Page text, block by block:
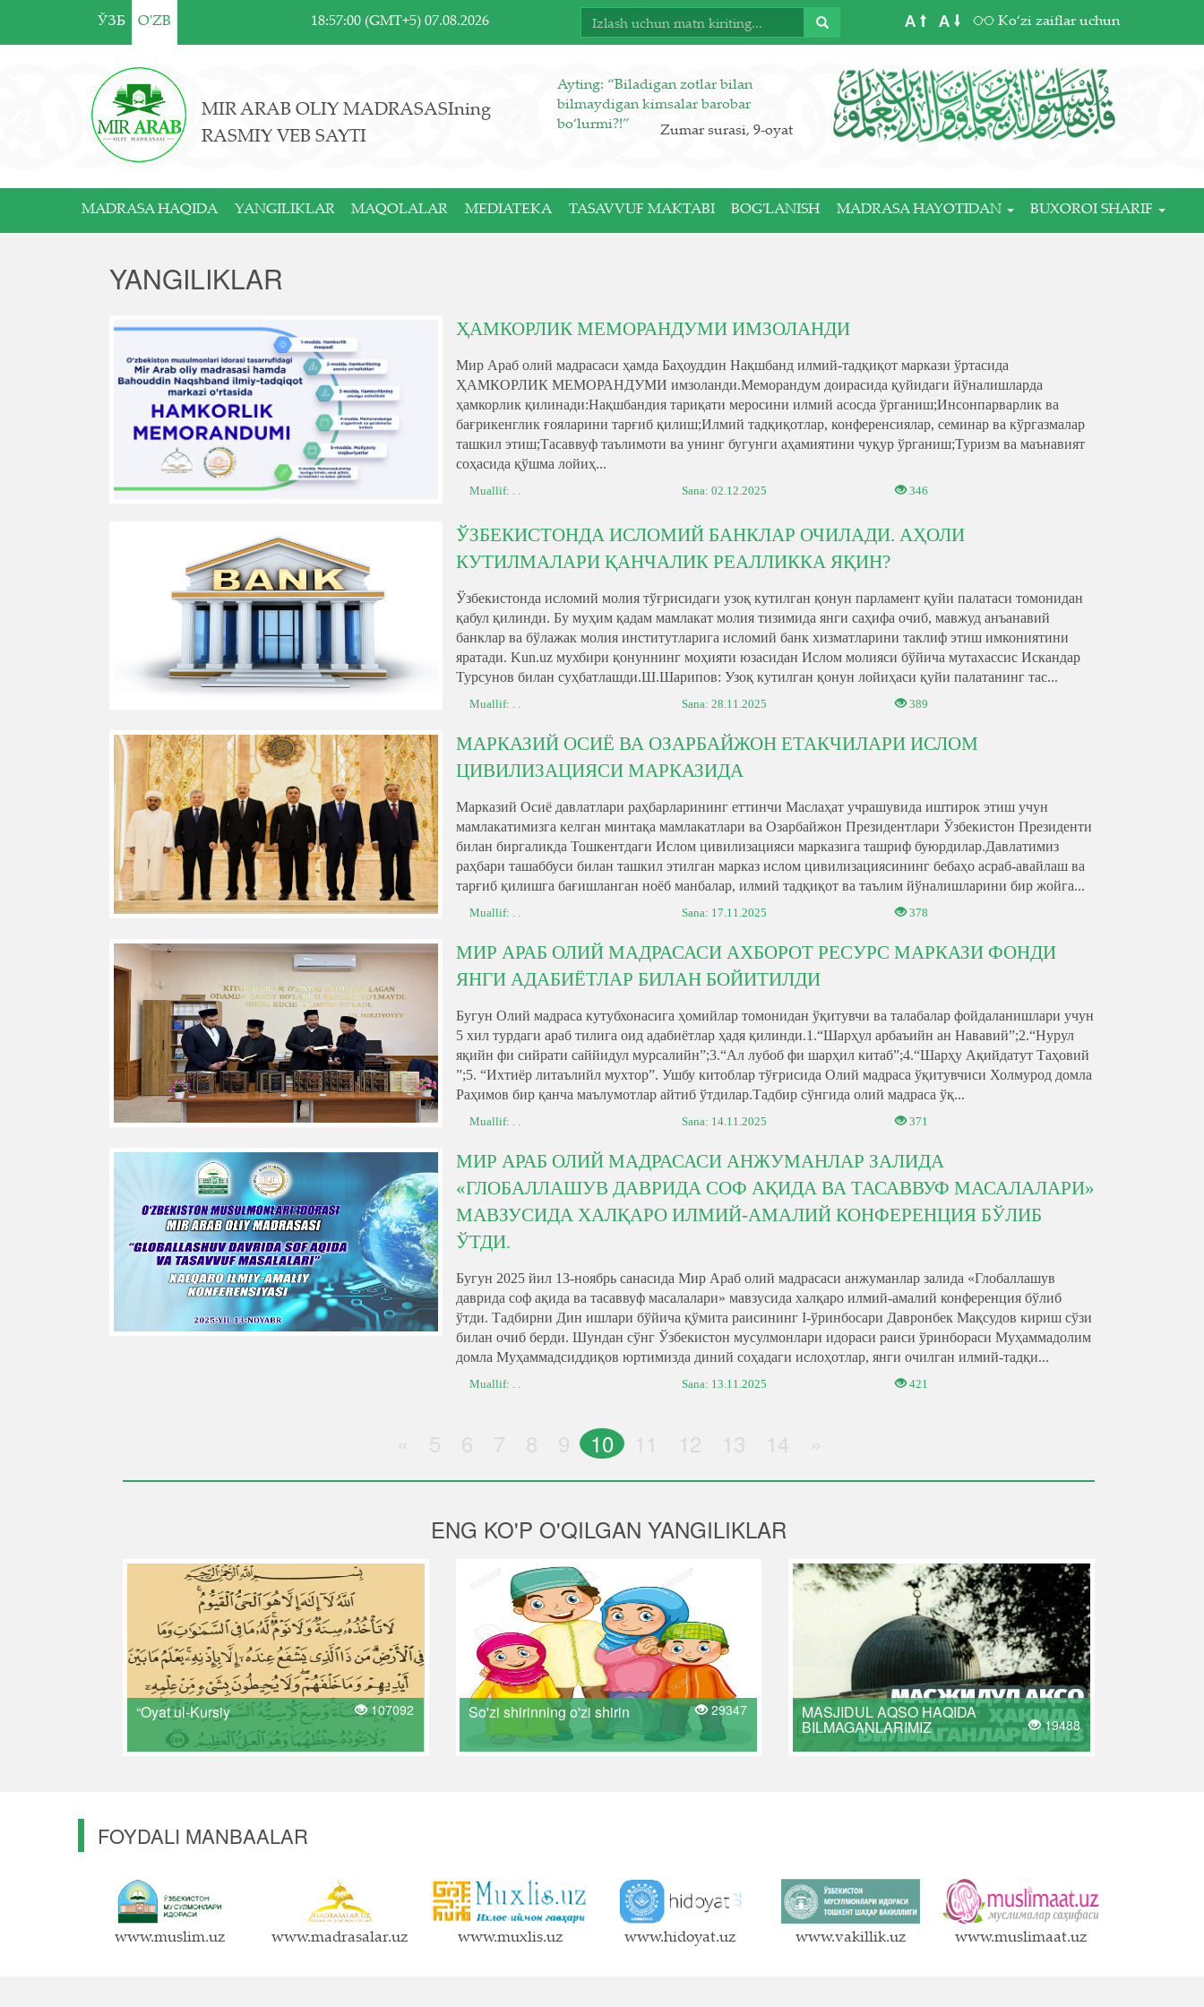
ЎЗБ O'ZB 18:57:00 (GMT+5) 07.08.2026 A A Ko‘zi zaiflar uchun
MIR ARAB OLIY MADRASASIning
RASMIY VEB SAYTI
Ayting: “Biladigan zotlar bilan
bilmaydigan kimsalar barobar
bo‘lurmi?!”
Zumar surasi, 9-oyat
MADRASA HAQIDA YANGILIKLAR MAQOLALAR MEDIATEKA TASAVVUF MAKTABI BOG'LANISH MADRASA HAYOTIDAN BUXOROI SHARIF
YANGILIKLAR
ҲАМКОРЛИК МЕМОРАНДУМИ ИМЗОЛАНДИ
Мир Араб олий мадрасаси ҳамда Баҳоуддин Нақшбанд илмий-тадқиқот маркази ўртасида
ҲАМКОРЛИК МЕМОРАНДУМИ имзоланди.Меморандум доирасида қуйидаги йўналишларда
ҳамкорлик қилинади:Нақшбандия тариқати меросини илмий асосда ўрганиш;Инсонпарварлик ва
бағрикенглик ғояларини тарғиб қилиш;Илмий тадқиқотлар, конференсиялар, семинар ва кўргазмалар
ташкил этиш;Тасаввуф таълимоти ва унинг бугунги аҳамиятини чуқур ўрганиш;Туризм ва маънавият
соҳасида қўшма лойиҳ...
Muallif: . . Sana:02.12.2025 346
ЎЗБЕКИСТОНДА ИСЛОМИЙ БАНКЛАР ОЧИЛАДИ. АҲОЛИ
КУТИЛМАЛАРИ ҚАНЧАЛИК РЕАЛЛИККА ЯҚИН?
Ўзбекистонда исломий молия тўғрисидаги узоқ кутилган қонун парламент қуйи палатаси томонидан
қабул қилинди. Бу муҳим қадам мамлакат молия тизимида янги саҳифа очиб, мавжуд анъанавий
банклар ва бўлажак молия институтларига исломий банк хизматларини таклиф этиш имкониятини
яратади. Kun.uz мухбири қонуннинг моҳияти юзасидан Ислом молияси бўйича мутахассис Искандар
Турсунов билан суҳбатлашди.Ш.Шарипов: Узоқ кутилган қонун лойиҳаси қуйи палатанинг тас...
Muallif: . . Sana:28.11.2025 389
МАРКАЗИЙ ОСИЁ ВА ОЗАРБАЙЖОН ЕТАКЧИЛАРИ ИСЛОМ
ЦИВИЛИЗАЦИЯСИ МАРКАЗИДА
Марказий Осиё давлатлари раҳбарларининг еттинчи Маслаҳат учрашувида иштирок этиш учун
мамлакатимизга келган минтақа мамлакатлари ва Озарбайжон Президентлари Ўзбекистон Президенти
билан биргаликда Тошкентдаги Ислом цивилизацияси марказига ташриф буюрдилар.Давлатимиз
раҳбари ташаббуси билан ташкил этилган марказ ислом цивилизациясининг бебаҳо асраб-авайлаш ва
тарғиб қилишга бағишланган ноёб манбалар, илмий тадқиқот ва таълим йўналишларини бир жойга...
Muallif: . . Sana: 17.11.2025 378
МИР АРАБ ОЛИЙ МАДРАСАСИ АХБОРОТ РЕСУРС МАРКАЗИ ФОНДИ
ЯНГИ АДАБИЁТЛАР БИЛАН БОЙИТИЛДИ
Бугун Олий мадраса кутубхонасига ҳомийлар томонидан ўқитувчи ва талабалар фойдаланишлари учун
5 хил турдаги араб тилига оид адабиётлар ҳадя қилинди.1.“Шарҳул арбаъийн ан Нававий”;2.“Нурул
яқийн фи сийрати саййидул мурсалийн”;3.“Ал лубоб фи шарҳил китаб”;4.“Шарҳу Ақийдатут Таҳовий
”;5. “Ихтиёр литаълийл мухтор”. Ушбу китоблар тўғрисида Олий мадраса ўқитувчиси Холмурод домла
Раҳимов бир қанча маълумотлар айтиб ўтдилар.Тадбир сўнгида олий мадраса ўқ...
Muallif: . . Sana: 14.11.2025 371
МИР АРАБ ОЛИЙ МАДРАСАСИ АНЖУМАНЛАР ЗАЛИДА
«ГЛОБАЛЛАШУВ ДАВРИДА СОФ АҚИДА ВА ТАСАВВУФ МАСАЛАЛАРИ»
МАВЗУСИДА ХАЛҚАРО ИЛМИЙ-АМАЛИЙ КОНФЕРЕНЦИЯ БЎЛИБ
ЎТДИ.
Бугун 2025 йил 13-ноябрь санасида Мир Араб олий мадрасаси анжуманлар залида «Глобаллашув
даврида соф ақида ва тасаввуф масалалари» мавзусида халқаро илмий-амалий конференция бўлиб
ўтди. Тадбирни Дин ишлари бўйича қўмита раисининг I-ўринбосари Давронбек Мақсудов кириш сўзи
билан очиб берди. Шундан сўнг Ўзбекистон мусулмонлари идораси раиси ўринбораси Муҳаммадолим
домла Муҳаммадсиддиқов юртимизда диний соҳадаги ислоҳотлар, янги очилган илмий-тадқи...
Muallif: . . Sana: 13.11.2025 421
« 5 6 7 8 9 10 11 12 13 14 »
ENG KO'P O'QILGAN YANGILIKLAR
“Oyat ul-Kursiy 107092 So'zi shirinning o'zi shirin 29347 MASJIDUL AQSO HAQIDA
BILMAGANLARIMIZ 19488
FOYDALI MANBAALAR
www.muslim.uz www.madrasalar.uz www.muxlis.uz www.hidoyat.uz www.vakillik.uz www.muslimaat.uz